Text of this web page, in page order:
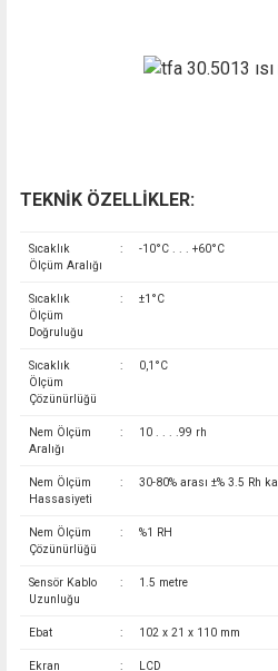
TEKNİK ÖZELLİKLER:
Sıcaklık
Ölçüm Aralığı
: -10°C . . . +60°C
Sıcaklık
Ölçüm
Doğruluğu
: ±1°C
Sıcaklık
Ölçüm
Çözünürlüğü
: 0,1°C
Nem Ölçüm
Aralığı
: 10 . . . .99 rh
Nem Ölçüm
Hassasiyeti
: 30-80% arası ±% 3.5 Rh
Nem Ölçüm
Çözünürlüğü
: %1 RH
Sensör Kablo
Uzunluğu
: 1.5 metre
Ebat : 102 x 21 x 110 mm
Ekran : LCD